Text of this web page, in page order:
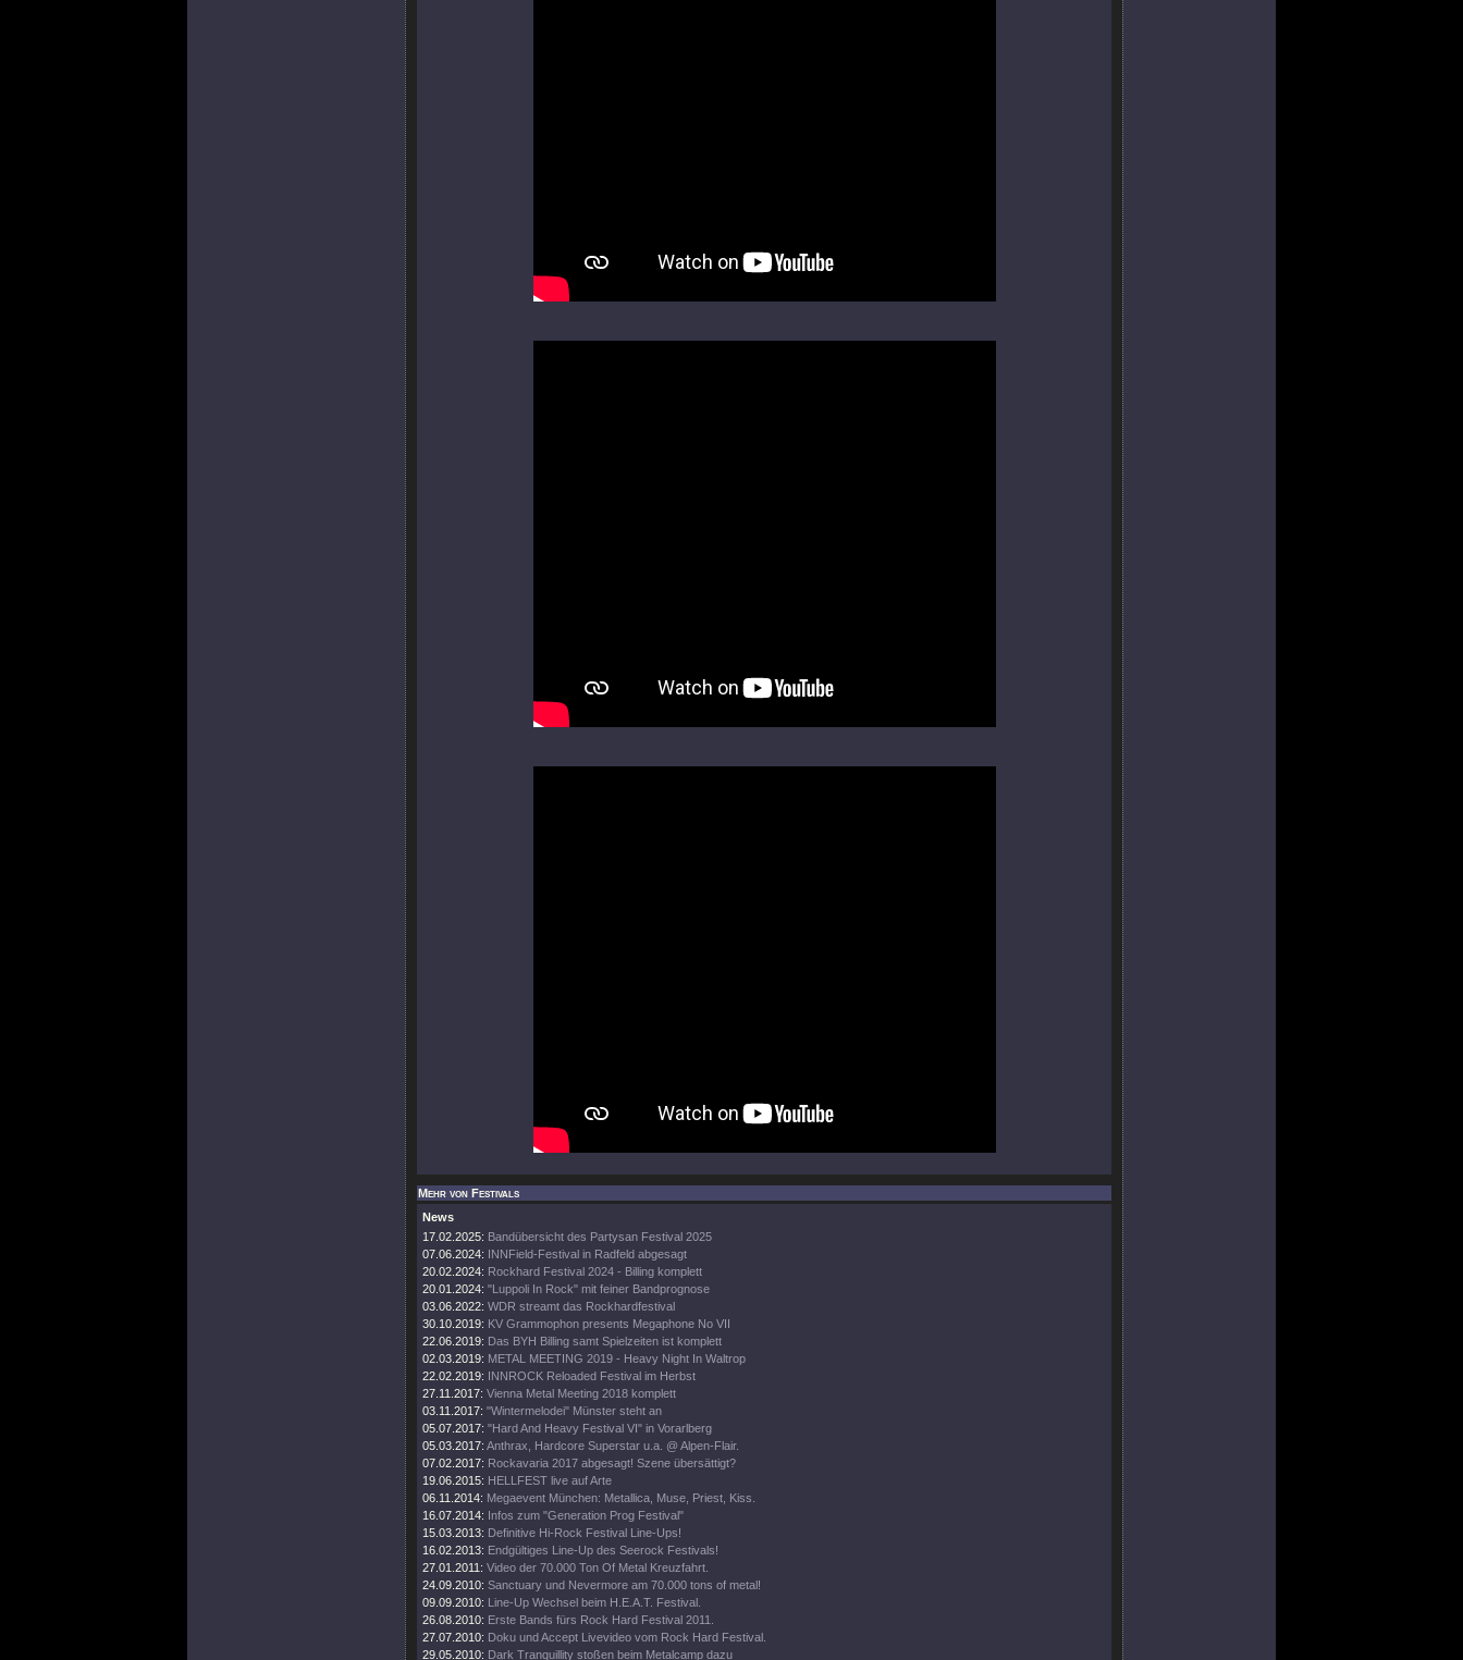
Mehr von Festivals
News
17.02.2025: Bandübersicht des Partysan Festival 2025
07.06.2024: INNField-Festival in Radfeld abgesagt
20.02.2024: Rockhard Festival 2024 - Billing komplett
20.01.2024: "Luppoli In Rock" mit feiner Bandprognose
03.06.2022: WDR streamt das Rockhardfestival
30.10.2019: KV Grammophon presents Megaphone No VII
22.06.2019: Das BYH Billing samt Spielzeiten ist komplett
02.03.2019: METAL MEETING 2019 - Heavy Night In Waltrop
22.02.2019: INNROCK Reloaded Festival im Herbst
27.11.2017: Vienna Metal Meeting 2018 komplett
03.11.2017: "Wintermelodei" Münster steht an
05.07.2017: "Hard And Heavy Festival VI" in Vorarlberg
05.03.2017: Anthrax, Hardcore Superstar u.a. @ Alpen-Flair.
07.02.2017: Rockavaria 2017 abgesagt! Szene übersättigt?
19.06.2015: HELLFEST live auf Arte
06.11.2014: Megaevent München: Metallica, Muse, Priest, Kiss.
16.07.2014: Infos zum "Generation Prog Festival"
15.03.2013: Definitive Hi-Rock Festival Line-Ups!
16.02.2013: Endgültiges Line-Up des Seerock Festivals!
27.01.2011: Video der 70.000 Ton Of Metal Kreuzfahrt.
24.09.2010: Sanctuary und Nevermore am 70.000 tons of metal!
09.09.2010: Line-Up Wechsel beim H.E.A.T. Festival.
26.08.2010: Erste Bands fürs Rock Hard Festival 2011.
27.07.2010: Doku und Accept Livevideo vom Rock Hard Festival.
29.05.2010: Dark Tranquillity stoßen beim Metalcamp dazu